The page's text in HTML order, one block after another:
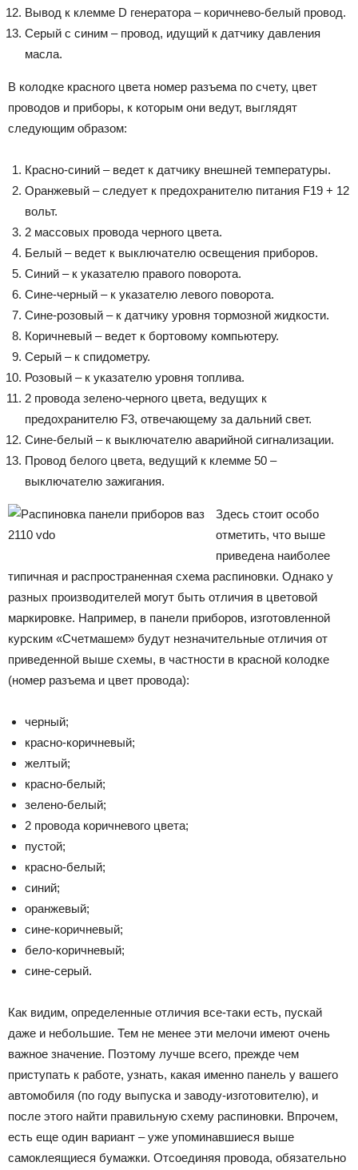
Вывод к клемме D генератора – коричнево-белый провод.
Серый с синим – провод, идущий к датчику давления
масла.
В колодке красного цвета номер разъема по счету, цвет
проводов и приборы, к которым они ведут, выглядят
следующим образом:
Красно-синий – ведет к датчику внешней температуры.
Оранжевый – следует к предохранителю питания F19 + 12
вольт.
2 массовых провода черного цвета.
Белый – ведет к выключателю освещения приборов.
Синий – к указателю правого поворота.
Сине-черный – к указателю левого поворота.
Сине-розовый – к датчику уровня тормозной жидкости.
Коричневый – ведет к бортовому компьютеру.
Серый – к спидометру.
Розовый – к указателю уровня топлива.
2 провода зелено-черного цвета, ведущих к
предохранителю F3, отвечающему за дальний свет.
Сине-белый – к выключателю аварийной сигнализации.
Провод белого цвета, ведущий к клемме 50 –
выключателю зажигания.
Здесь стоит особо
отметить, что выше
приведена наиболее
типичная и распространенная схема распиновки. Однако у
разных производителей могут быть отличия в цветовой
маркировке. Например, в панели приборов, изготовленной
курским «Счетмашем» будут незначительные отличия от
приведенной выше схемы, в частности в красной колодке
(номер разъема и цвет провода):
черный;
красно-коричневый;
желтый;
красно-белый;
зелено-белый;
2 провода коричневого цвета;
пустой;
красно-белый;
синий;
оранжевый;
сине-коричневый;
бело-коричневый;
сине-серый.
Как видим, определенные отличия все-таки есть, пускай
даже и небольшие. Тем не менее эти мелочи имеют очень
важное значение. Поэтому лучше всего, прежде чем
приступать к работе, узнать, какая именно панель у вашего
автомобиля (по году выпуска и заводу-изготовителю), и
после этого найти правильную схему распиновки. Впрочем,
есть еще один вариант – уже упоминавшиеся выше
самоклеящиеся бумажки. Отсоединяя провода, обязательно